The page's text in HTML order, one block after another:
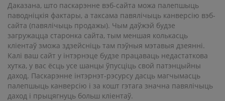
Даказана, што паскарэнне вэб-сайта можа палепшыць
паводніцкія фактары, а таксама павялічыць канверсію вэб-
сайта (павялічыць продажы). Чым даўжэй будзе
загружацца старонка сайта, тым меншая колькасць
кліентаў зможа здзейсніць там пэўныя мэтавыя дзеянні.
Калі ваш сайт у інтэрнэце будзе працаваць недастаткова
хутка, у вас ёсць усе шанцы ўпусціць свой патэнцыйны
даход. Паскарэнне інтэрнэт-рэсурсу дасць магчымасць
палепшыць канверсію і за кошт гэтага значна павялічыць
даход і прыцягнуць больш кліентаў.